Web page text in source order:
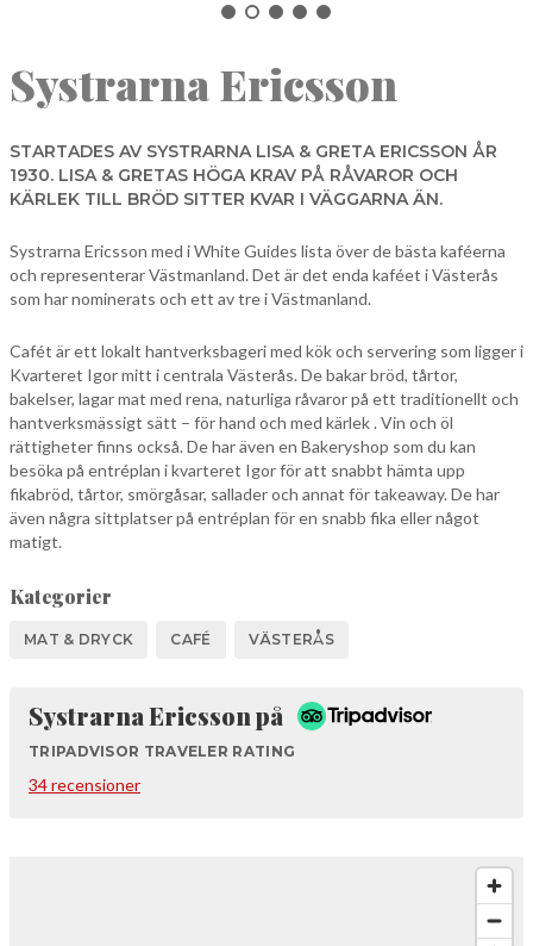
SALA
SKINNSKATTEBERG
SURAHAMMAR
VÄSTERÅS
Sök
Systrarna Ericsson
STARTADES AV SYSTRARNA LISA & GRETA ERICSSON ÅR
1930. LISA & GRETAS HÖGA KRAV PÅ RÅVAROR OCH
KÄRLEK TILL BRÖD SITTER KVAR I VÄGGARNA ÄN.
Systrarna Ericsson med i White Guides lista över de bästa kaféerna
och representerar Västmanland. Det är det enda kaféet i Västerås
som har nominerats och ett av tre i Västmanland.
Cafét är ett lokalt hantverksbageri med kök och servering som ligger i
Kvarteret Igor mitt i centrala Västerås. De bakar bröd, tårtor,
bakelser, lagar mat med rena, naturliga råvaror på ett traditionellt och
hantverksmässigt sätt – för hand och med kärlek . Vin och öl
rättigheter finns också. De har även en Bakeryshop som du kan
besöka på entréplan i kvarteret Igor för att snabbt hämta upp
fikabröd, tårtor, smörgåsar, sallader och annat för takeaway. De har
även några sittplatser på entréplan för en snabb fika eller något
matigt.
Kategorier
MAT & DRYCK CAFÉ VÄSTERÅS
Systrarna Ericsson på Tripadvisor
TRIPADVISOR TRAVELER RATING
34 recensioner